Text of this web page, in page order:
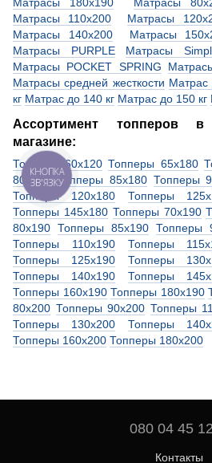
Матрасы 110х200
Матрасы
Матрасы 140х200
Матрасы
Матрасы PURPLE
Матрасы
Матрасы POCKET SPRING
Матрасы средней жесткости Матрас
кг Матрас до 140 кг Матрас до 150 кг
Ассортимент топперов
магазине:
Топперы 60х120 Топперы 65х180
80х180 Топперы 85х180 Топперы
Топперы 120х180
Топперы
Топперы 145х180 Топперы 70х190
80х190 Топперы 85х190 Топперы
Топперы 110х190
Топперы
Топперы 125х190
Топперы
Топперы 140х190
Топперы
Топперы 160х190 Топперы 180х190
80х200 Топперы 90х200 Топперы
Топперы 130х200
Топперы
Топперы 160х200 Топперы 180х200
080 04 45
Контакты
КНОПКА
ЗВ'ЯЗКУ